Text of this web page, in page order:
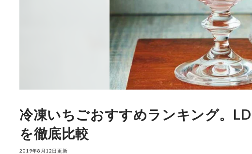
冷凍いちごおすすめランキング。
を徹底比較
2019年8月12日更新